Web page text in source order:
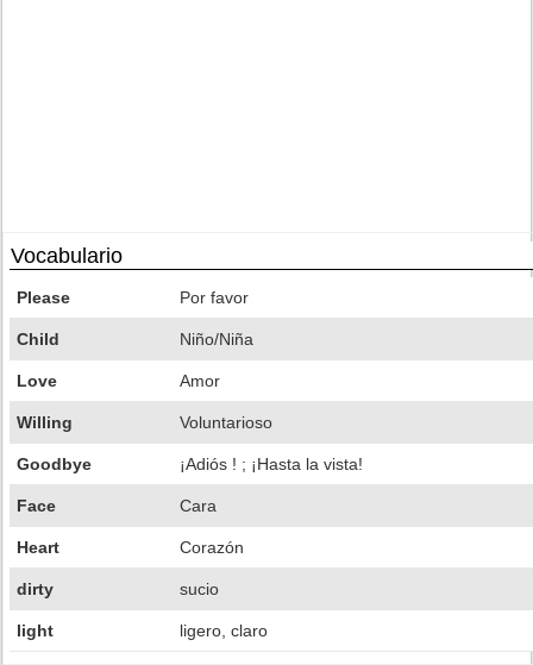
Vocabulario
Please Por favor
Child Niño/Niña
Love Amor
Willing Voluntarioso
Goodbye ¡Adiós ! ; ¡Hasta la vista!
Face Cara
Heart Corazón
dirty sucio
light ligero, claro